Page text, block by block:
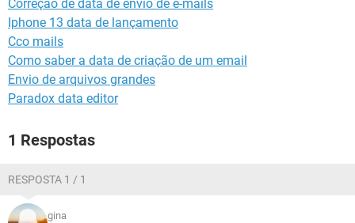
Correção de data de envio de e-mails
Iphone 13 data de lançamento
Cco mails
Como saber a data de criação de um email
Envio de arquivos grandes
Paradox data editor
1 Respostas
RESPOSTA 1 / 1
gina